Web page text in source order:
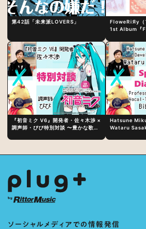
第42話「未来派LOVERS」
FloweRiЯy（
1st Album『
『初音ミク V6』開発者・佐々木渉 ×
調声師・びび特別対談 〜豊かな歌声
Hatsune
Wataru
Vocal
for the
ソーシャルメディアでの情報発信